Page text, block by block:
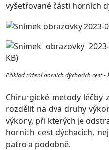
vyšetřované části horních
Příklad zúžení horních dýchacích cest
Chirurgické metody léčby
rozdělit na dva druhy
výkony, při kterých je
horních cest dýchacích,
patro a podobně.